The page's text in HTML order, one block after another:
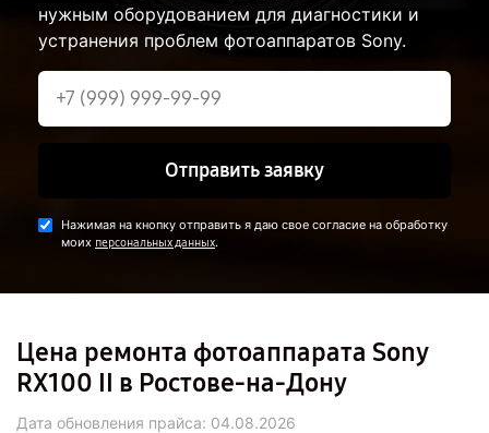
нужным оборудованием для диагностики и
устранения проблем фотоаппаратов Sony.
Отправить заявку
Нажимая на кнопку отправить я даю свое согласие на обработку
моих персональных данных.
Цена ремонта фотоаппарата Sony
RX100 II в Ростове-на-Дону
Дата обновления прайса: 04.08.2026